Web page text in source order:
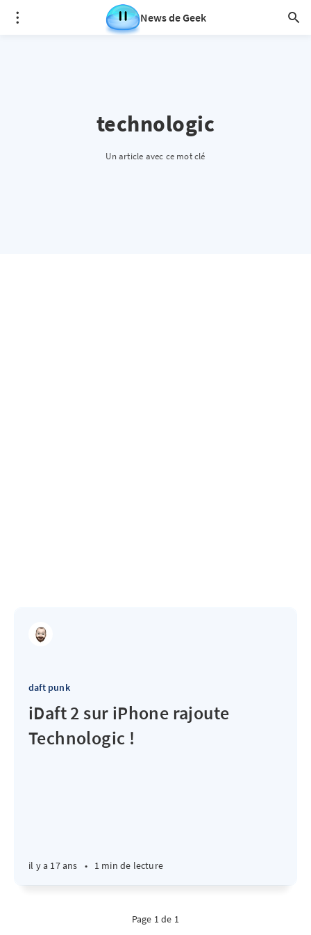
News de Geek
technologic
Un article avec ce mot clé
daft punk
iDaft 2 sur iPhone rajoute
Technologic !
il y a 17 ans • 1 min de lecture
Page 1 de 1